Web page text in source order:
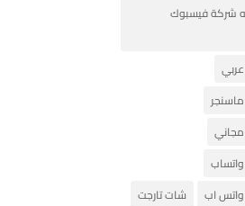
شركة فيسبوك
اب
شات تارجت